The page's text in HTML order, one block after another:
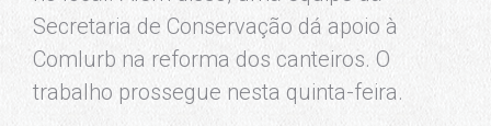
Secretaria de Conservação dá apoio à
Comlurb na reforma dos canteiros. O
trabalho prossegue nesta quinta-feira.